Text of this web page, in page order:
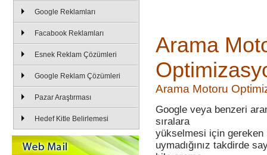
Google Reklamları
Facabook Reklamları
Esnek Reklam Çözümleri
Google Reklam Çözümleri
Pazar Araştırması
Hedef Kitle Belirlemesi
Arama
Arama Motoru
Google veya benzeri
sıralara
yükselmesi için gereken
uymadığınız takdirde